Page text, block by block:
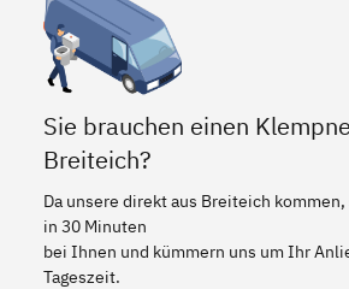
Sie brauchen einen
Breiteich?
Da unsere direkt aus Breiteich
in 30 Minuten
bei Ihnen und kümmern uns um Ihr
Tageszeit.